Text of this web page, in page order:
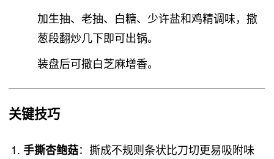
加生抽、老抽、白糖、少许盐和鸡精调味，撒
葱段翻炒几下即可出锅。
装盘后可撒白芝麻增香。
关键技巧
手撕杏鲍菇：撕成不规则条状比刀切更易吸附味